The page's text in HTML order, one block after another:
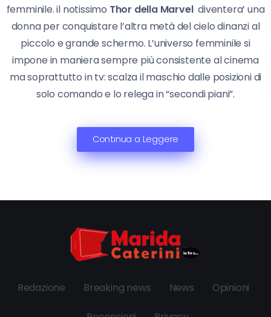
femminile. il notissimo Thor della Marveldiventera’ una
donna per conquistare l’altra metà del cielo dinanzi al
piccolo e grande schermo. L’universo femminile si
impone in maniera sempre più consistente al cinema
ma soprattutto in tv: scalza il maschio dalle posizioni di
solo comando e lo relega in “secondi piani”.
Continua a Leggere
Redazione Breaking news News Opinioni